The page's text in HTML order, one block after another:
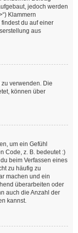
jedoch werden
Klammern
du auf einer
aus
verwenden. Die
können über
um ein Gefühl
Code, z. B. bedeutet :)
beim Verfassen eines
zu häufig zu
machen und ein
überarbeiten oder
auch die Anzahl der
kannst.